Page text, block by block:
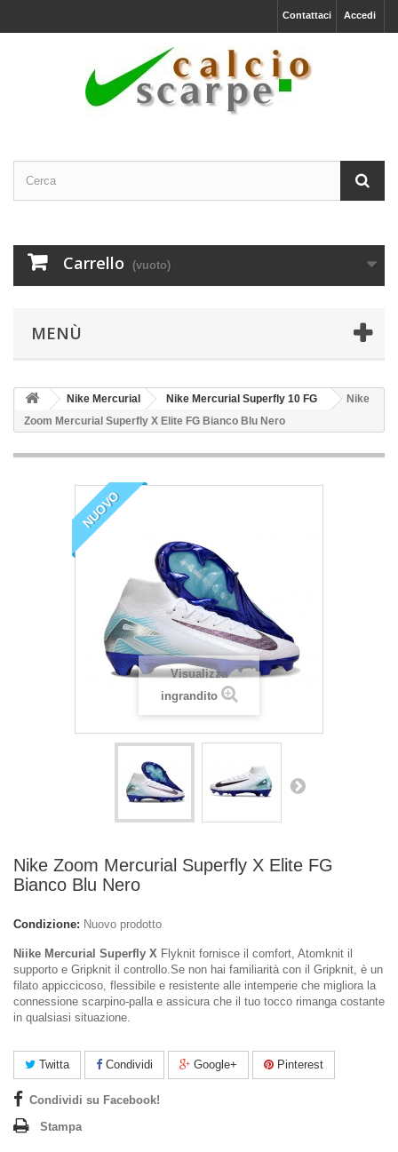
Accedi
Contattaci
Carrello (vuoto)
MENÙ
Nike Mercurial Nike Mercurial Superfly 10 FG
Nike
Zoom Mercurial Superfly X Elite FG Bianco Blu Nero
NUOVO
Visualizza
ingrandito
Nike Zoom Mercurial Superfly X Elite FG
Bianco Blu Nero
Condizione: Nuovo prodotto
Niike Mercurial Superfly X Flyknit fornisce il comfort, Atomknit il
supporto e Gripknit il controllo.Se non hai familiarità con il Gripknit, è un
filato appiccicoso, flessibile e resistente alle intemperie che migliora la
connessione scarpino-palla e assicura che il tuo tocco rimanga costante
in qualsiasi situazione.
Twitta Condividi Google+ Pinterest
Condividi su Facebook!
Stampa